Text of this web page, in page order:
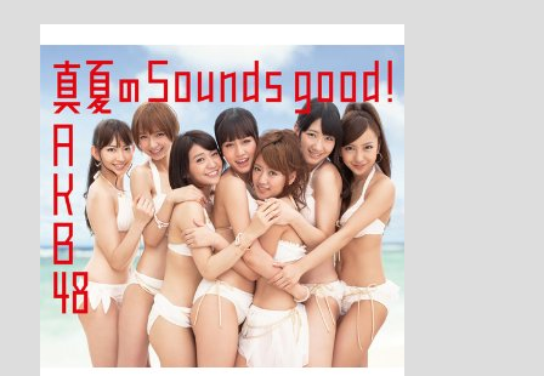
Recent Posts
DOCKER 內程式防火牆
SARD UNDERGROUND – 愛は暗闇の中で
辣個傳說的女人出現了!!!
『離れていても』 / AKB48 message song
SONY PS5表示: 我們是賣路由器的。
Live Your Dream – 今、はじめよう | 17LIVE (イチナナ)
乃木坂46 『世界中の隣人よ』